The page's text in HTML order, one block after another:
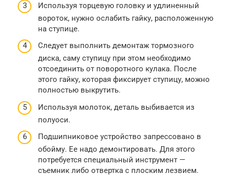
Используя торцевую головку и удлиненный
вороток, нужно ослабить гайку, расположенную
на ступице.
Следует выполнить демонтаж тормозного
диска, саму ступицу при этом необходимо
отсоединить от поворотного кулака. После
этого гайку, которая фиксирует ступицу, можно
полностью выкрутить.
Используя молоток, деталь выбивается из
полуоси.
Подшипниковое устройство запрессовано в
обойму. Ее надо демонтировать. Для этого
потребуется специальный инструмент —
съемник либо отвертка с плоским лезвием.